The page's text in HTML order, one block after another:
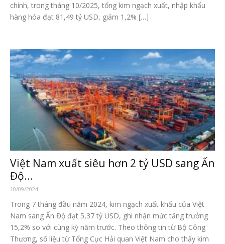
chính, trong tháng 10/2025, tổng kim ngạch xuất, nhập khẩu
hàng hóa đạt 81,49 tỷ USD, giảm 1,2% […]
Việt Nam xuất siêu hơn 2 tỷ USD sang Ấn
Độ...
10/09/2024
Trong 7 tháng đầu năm 2024, kim ngạch xuất khẩu của Việt
Nam sang Ấn Độ đạt 5,37 tỷ USD, ghi nhận mức tăng trưởng
15,2% so với cùng kỳ năm trước. Theo thông tin từ Bộ Công
Thương, số liệu từ Tổng Cục Hải quan Việt Nam cho thấy kim